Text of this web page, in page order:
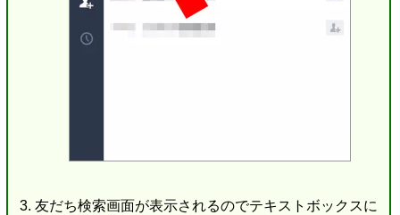
友だち検索画面が表示されるのでテキストボックスに